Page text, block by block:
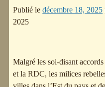
Publié ledécembre 18, 2025
2025
Malgré les soi-disant
et la RDC, les milices